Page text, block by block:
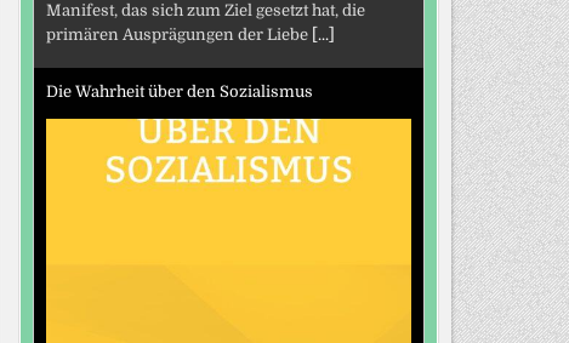
Manifest, das sich zum Ziel gesetzt hat, die
primären Ausprägungen der Liebe [...]
Die Wahrheit über den Sozialismus